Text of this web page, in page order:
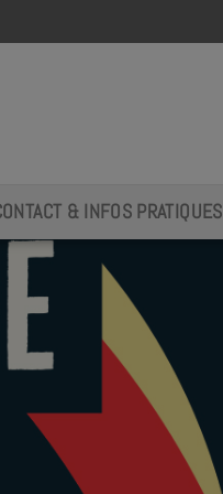
& INFOS PRATIQUES